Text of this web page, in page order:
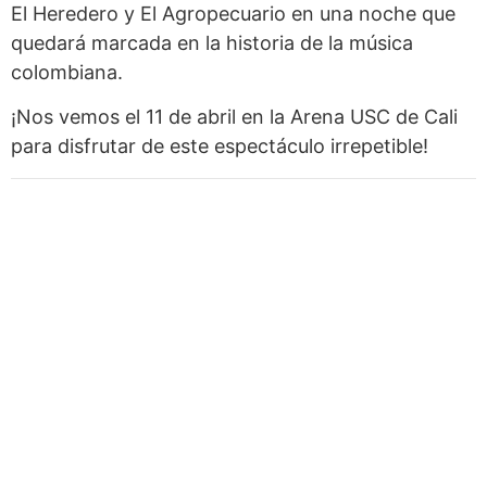
El Heredero y El Agropecuario en una noche que
quedará marcada en la historia de la música
colombiana.
¡Nos vemos el 11 de abril en la Arena USC de Cali
para disfrutar de este espectáculo irrepetible!